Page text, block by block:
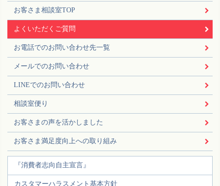
お客さま相談室TOP
よくいただくご質問
お電話でのお問い合わせ先一覧
メールでのお問い合わせ
LINEでのお問い合わせ
相談室便り
お客さまの声を活かしました
お客さま満足度向上への取り組み
『消費者志向自主宣言』
カスタマーハラスメント基本方針